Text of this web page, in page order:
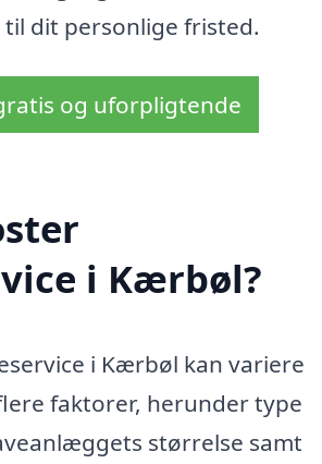
dit personlige fristed.
og uforpligtende
i Kærbøl?
i Kærbøl kan variere
faktorer, herunder type
størrelse samt